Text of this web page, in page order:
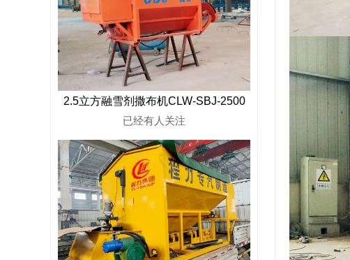
2.5立方融雪剂撒布机CLW-SBJ-2500
已经有人关注